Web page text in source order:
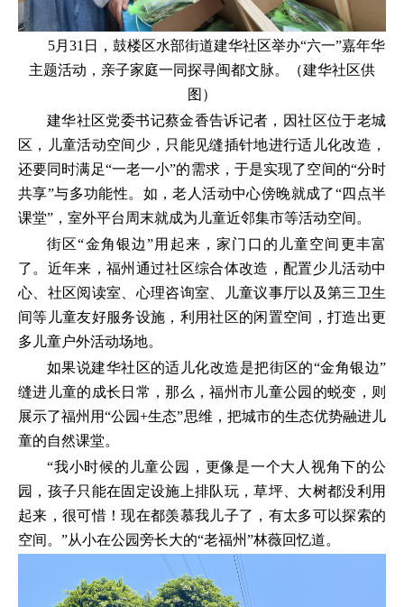
5月31日，鼓楼区水部街道建华社区举办“六一”嘉年华
主题活动，亲子家庭一同探寻闽都文脉。（建华社区供
图）
建华社区党委书记蔡金香告诉记者，因社区位于老城
区，儿童活动空间少，只能见缝插针地进行适儿化改造，
还要同时满足“一老一小”的需求，于是实现了空间的“分时
共享”与多功能性。如，老人活动中心傍晚就成了“四点半
课堂”，室外平台周末就成为儿童近邻集市等活动空间。
街区“金角银边”用起来，家门口的儿童空间更丰富
了。近年来，福州通过社区综合体改造，配置少儿活动中
心、社区阅读室、心理咨询室、儿童议事厅以及第三卫生
间等儿童友好服务设施，利用社区的闲置空间，打造出更
多儿童户外活动场地。
如果说建华社区的适儿化改造是把街区的“金角银边”
缝进儿童的成长日常，那么，福州市儿童公园的蜕变，则
展示了福州用“公园+生态”思维，把城市的生态优势融进儿
童的自然课堂。
“我小时候的儿童公园，更像是一个大人视角下的公
园，孩子只能在固定设施上排队玩，草坪、大树都没利用
起来，很可惜！现在都羡慕我儿子了，有太多可以探索的
空间。”从小在公园旁长大的“老福州”林薇回忆道。